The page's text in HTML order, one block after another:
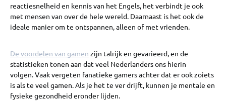
reactiesnelheid en kennis van het Engels, het verbindt je ook
met mensen van over de hele wereld. Daarnaast is het ook de
ideale manier om te ontspannen, alleen of met vrienden.
De voordelen van gamen zijn talrijk en gevarieerd, en de
statistieken tonen aan dat veel Nederlanders ons hierin
volgen. Vaak vergeten fanatieke gamers achter dat er ook zoiets
is als te veel gamen. Als je het te ver drijft, kunnen je mentale en
fysieke gezondheid eronder lijden.